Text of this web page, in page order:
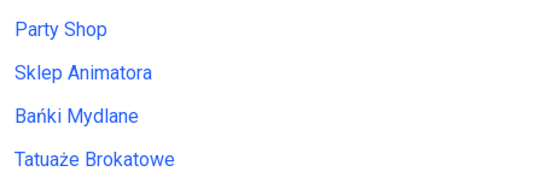
Party Shop
Sklep Animatora
Bańki Mydlane
Tatuaże Brokatowe